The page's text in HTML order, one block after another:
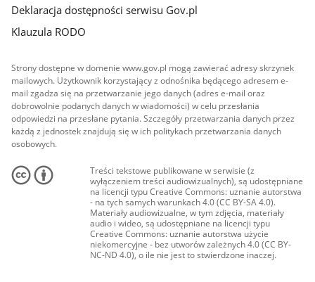
Deklaracja dostępności serwisu Gov.pl
Klauzula RODO
Strony dostępne w domenie www.gov.pl mogą zawierać adresy skrzynek
mailowych. Użytkownik korzystający z odnośnika będącego adresem e-
mail zgadza się na przetwarzanie jego danych (adres e-mail oraz
dobrowolnie podanych danych w wiadomości) w celu przesłania
odpowiedzi na przesłane pytania. Szczegóły przetwarzania danych przez
każdą z jednostek znajdują się w ich politykach przetwarzania danych
osobowych.
Treści tekstowe publikowane w serwisie (z
wyłączeniem treści audiowizualnych), są udostępniane
na licencji typu Creative Commons: uznanie autorstwa
- na tych samych warunkach 4.0 (CC BY-SA 4.0).
Materiały audiowizualne, w tym zdjęcia, materiały
audio i wideo, są udostępniane na licencji typu
Creative Commons: uznanie autorstwa użycie
niekomercyjne - bez utworów zależnych 4.0 (CC BY-
NC-ND 4.0), o ile nie jest to stwierdzone inaczej.